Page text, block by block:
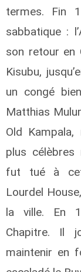
termes. Fin
sabbatique :
son retour en
Kisubu,
un congé
Matthias
Old Kampala,
plus célèbres
fut tué à
Lourdel
la ville. En
Chapitre. Il
maintenir en